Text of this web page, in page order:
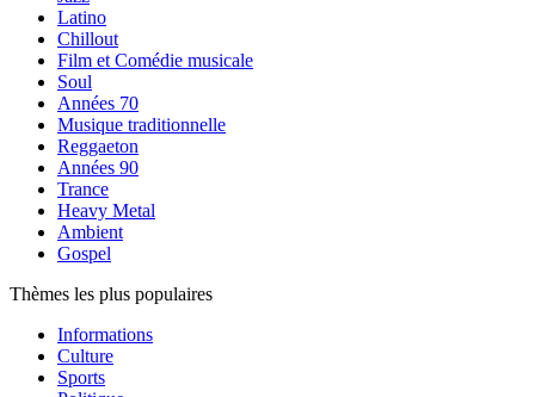
Latino
Chillout
Film et Comédie musicale
Soul
Années 70
Musique traditionnelle
Reggaeton
Années 90
Trance
Heavy Metal
Ambient
Gospel
Thèmes les plus populaires
Informations
Culture
Sports